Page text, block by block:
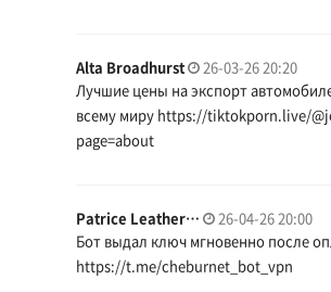
Alta Broadhurst
26-03-26 20:20
Лучшие цены на экспорт
всему миру https://tiktokporn.live/
page=about
Patrice Leather…
26-04-26 20:00
Бот выдал ключ мгновенно после
https://t.me/cheburnet_bot_vpn